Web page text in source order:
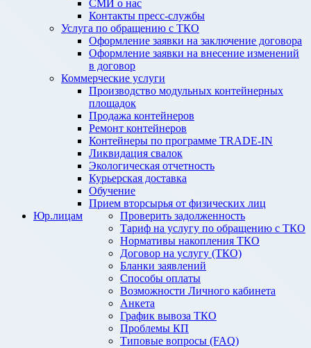
СМИ о нас
Контакты пресс-службы
Услуга по обращению с ТКО
Оформление заявки на заключение договора
Оформление заявки на внесение изменений
в договор
Коммерческие услуги
Производство модульных контейнерных
площадок
Продажа контейнеров
Ремонт контейнеров
Контейнеры по программе TRADE-IN
Ликвидация свалок
Экологическая отчетность
Курьерская доставка
Обучение
Прием вторсырья от физических лиц
Проверить задолженность
Тариф на услугу по обращению с ТКО
Нормативы накопления ТКО
Договор на услугу (ТКО)
Бланки заявлений
Способы оплаты
Возможности Личного кабинета
Анкета
График вывоза ТКО
Проблемы КП
Типовые вопросы (FAQ)
Юр.лицам